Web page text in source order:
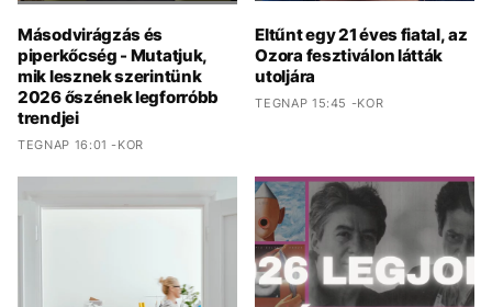
Másodvirágzás és
piperkőcség - Mutatjuk,
mik lesznek szerintünk
2026 őszének legforróbb
trendjei
TEGNAP 16:01 -KOR
Eltűnt egy 21 éves fiatal, az
Ozora fesztiválon látták
utoljára
TEGNAP 15:45 -KOR